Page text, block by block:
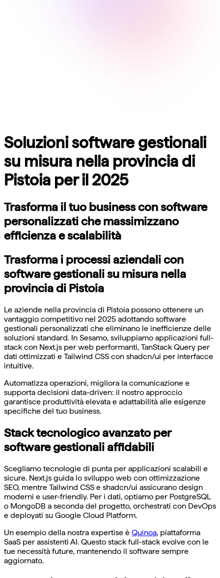
Soluzioni software gestionali
su misura nella provincia di
Pistoia per il 2025
Trasforma il tuo business con software
personalizzati che massimizzano
efficienza e scalabilità
Trasforma i processi aziendali con
software gestionali su misura nella
provincia di Pistoia
Le aziende nella provincia di Pistoia possono ottenere un
vantaggio competitivo nel 2025 adottando software
gestionali personalizzati che eliminano le inefficienze delle
soluzioni standard. In Sesamo, sviluppiamo applicazioni full-
stack con Next.js per web performanti, TanStack Query per
dati ottimizzati e Tailwind CSS con shadcn/ui per interfacce
intuitive.
Automatizza operazioni, migliora la comunicazione e
supporta decisioni data-driven: il nostro approccio
garantisce produttività elevata e adattabilità alle esigenze
specifiche del tuo business.
Stack tecnologico avanzato per
software gestionali affidabili
Scegliamo tecnologie di punta per applicazioni scalabili e
sicure. Next.js guida lo sviluppo web con ottimizzazione
SEO, mentre Tailwind CSS e shadcn/ui assicurano design
moderni e user-friendly. Per i dati, optiamo per PostgreSQL
o MongoDB a seconda del progetto, orchestrati con DevOps
e deployati su Google Cloud Platform.
Un esempio della nostra expertise è Quinoa, piattaforma
SaaS per assistenti AI. Questo stack full-stack evolve con le
tue necessità future, mantenendo il software sempre
aggiornato.